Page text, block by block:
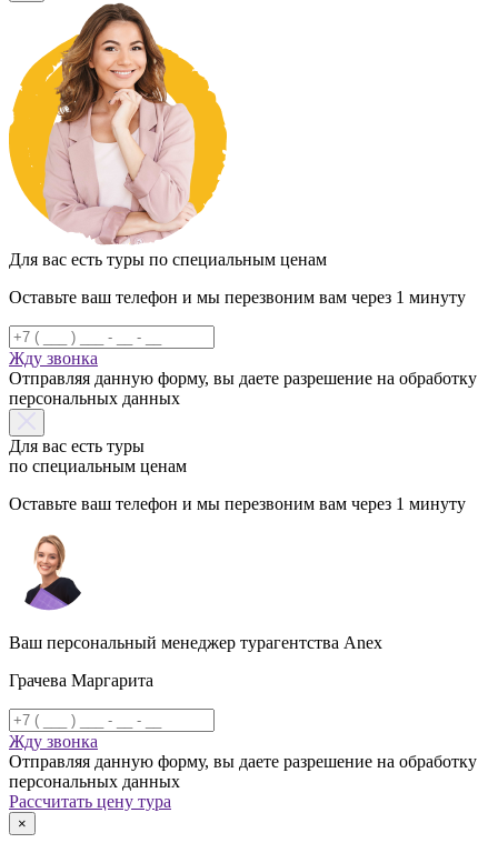
Для вас есть туры по специальным ценам
Оставьте ваш телефон и мы перезвоним вам через 1 минуту
Жду звонка
Отправляя данную форму, вы даете разрешение на обработку
персональных данных
Для вас есть туры
по специальным ценам
Оставьте ваш телефон и мы перезвоним вам через 1 минуту
Ваш персональный менеджер турагентства Anex
Грачева Маргарита
Жду звонка
Отправляя данную форму, вы даете разрешение на обработку
персональных данных
Рассчитать цену тура
×